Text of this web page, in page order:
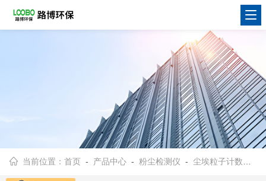
当前位置：首页 - 产品中心 -粉尘检测仪 -尘埃粒子计数器